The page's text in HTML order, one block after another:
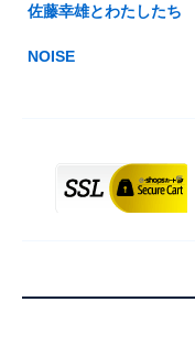
佐藤幸雄とわたしたち
NOISE